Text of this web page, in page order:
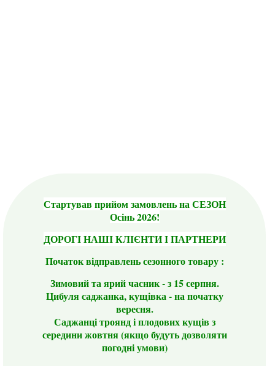
Стартував прийом замовлень на СЕЗОН
Осінь 2026!
ДОРОГІ НАШІ КЛІЄНТИ І ПАРТНЕРИ
Початок відправлень сезонного товару :
Зимовий та ярий часник - з 15 серпня.
Цибуля саджанка, кущівка - на початку
вересня.
Саджанці троянд і плодових кущів з
середини жовтня (якщо будуть дозволяти
погодні умови)